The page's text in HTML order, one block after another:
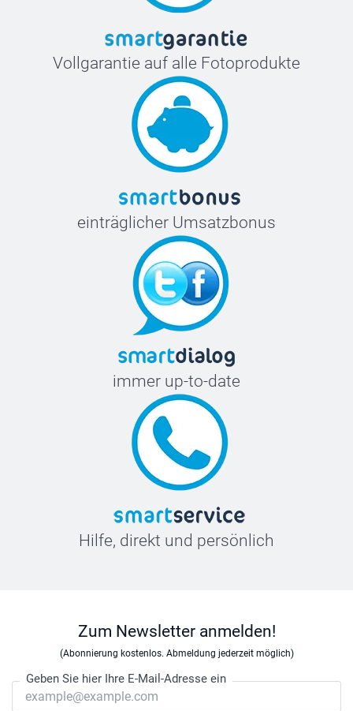
Vollgarantie auf alle Fotoprodukte
einträglicher Umsatzbonus
immer up-to-date
Hilfe, direkt und persönlich
Zum Newsletter anmelden!
(Abonnierung kostenlos. Abmeldung jederzeit möglich)
Geben Sie hier Ihre E-Mail-Adresse ein